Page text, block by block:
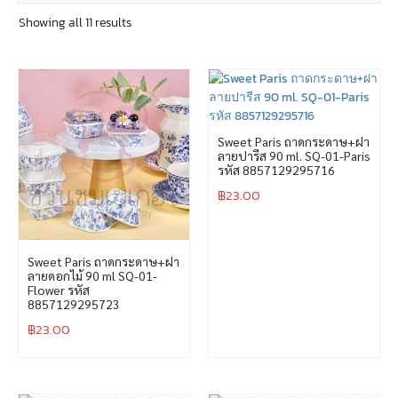
Showing all 11 results
Sweet Paris ถาดกระดาษ+ฝา
ลายดอกไม้ 90 ml SQ-01-
Flower รหัส
8857129295723
฿23.00
Sweet Paris ถาดกระดาษ+ฝา
ลายปารีส 90 ml. SQ-01-Paris
รหัส 8857129295716
฿23.00